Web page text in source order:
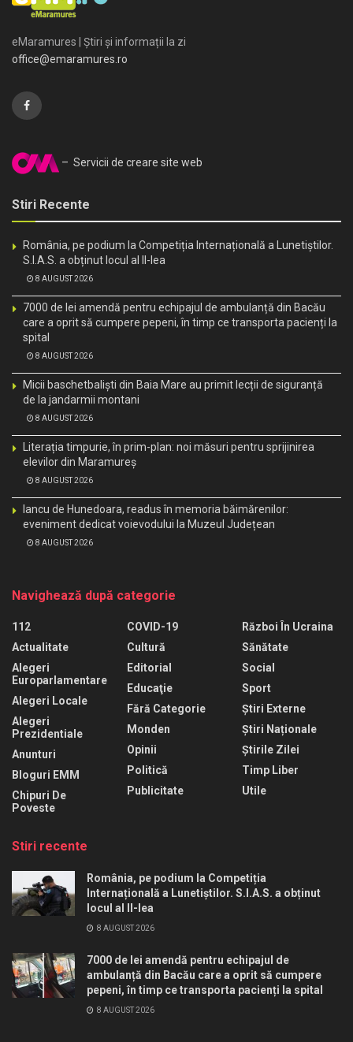
eMaramures | Știri și informații la zi
office@emaramures.ro
– Servicii de creare site web
Stiri Recente
România, pe podium la Competiția Internațională a Lunetiștilor.
S.I.A.S. a obținut locul al II-lea
8 AUGUST 2026
7000 de lei amendă pentru echipajul de ambulanță din Bacău
care a oprit să cumpere pepeni, în timp ce transporta pacienți la
spital
8 AUGUST 2026
Micii baschetbaliști din Baia Mare au primit lecții de siguranță
de la jandarmii montani
8 AUGUST 2026
Literația timpurie, în prim-plan: noi măsuri pentru sprijinirea
elevilor din Maramureș
8 AUGUST 2026
Iancu de Hunedoara, readus în memoria băimărenilor:
eveniment dedicat voievodului la Muzeul Județean
8 AUGUST 2026
Navighează după categorie
112
Actualitate
Alegeri
Europarlamentare
Alegeri Locale
Alegeri
Prezidentiale
Anunturi
Bloguri EMM
Chipuri De
Poveste
COVID-19
Cultură
Editorial
Educaţie
Fără Categorie
Monden
Opinii
Politică
Publicitate
Război În Ucraina
Sănătate
Social
Sport
Știri Externe
Știri Naționale
Știrile Zilei
Timp Liber
Utile
Stiri recente
România, pe podium la Competiția
Internațională a Lunetiștilor. S.I.A.S. a obținut
locul al II-lea
8 AUGUST 2026
7000 de lei amendă pentru echipajul de
ambulanță din Bacău care a oprit să cumpere
pepeni, în timp ce transporta pacienți la spital
8 AUGUST 2026